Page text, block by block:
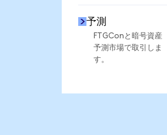
予測
FTGConと暗号資産
予測市場で取引しま
す。